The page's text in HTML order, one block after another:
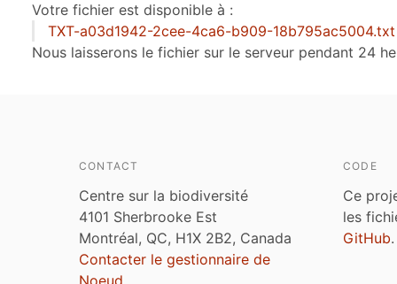
contenu
principal
Votre fichier est disponible à :
TXT-a03d1942-2cee-4ca6-b909-18b795ac5004.txt
Nous laisserons le fichier sur le serveur pendant 24
CONTACT
Centre sur la biodiversité
4101 Sherbrooke Est
Montréal, QC, H1X 2B2, Canada
Contacter le gestionnaire de
Noeud
CODE
Ce
les
GitHub.